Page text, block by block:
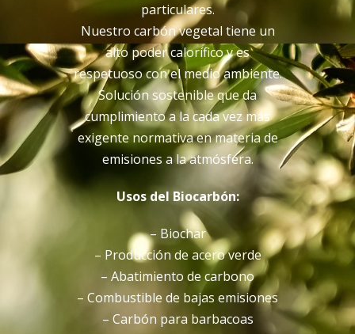
particulares.
Nuestro carbón vegetal tiene un
alto poder calorífico y es
respetuoso con el medio ambiente.
Solución sostenible que da
cumplimiento a la cada vez más
exigente normativa en materia de
emisiones a la atmósfera.
Usos del Biocarbón:
– Biochar
– Producción de acero verde
– Abatimiento de carbono
– Combustible de bajas emisiones
– Carbón para barbacoas